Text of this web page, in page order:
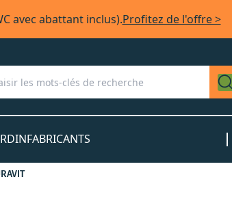
avec abattant inclus).Profitez de l'offre >
FABRICANTS